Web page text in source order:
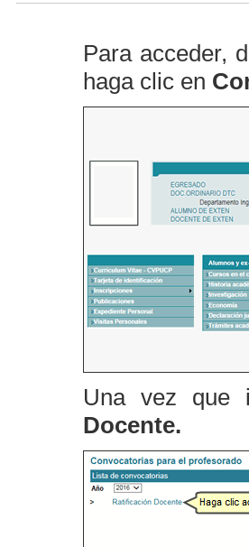
Para acceder,
haga clic en
Una vez que
Docente.